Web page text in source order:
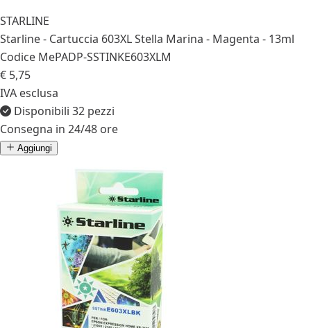
STARLINE
Starline - Cartuccia 603XL Stella Marina - Magenta - 13ml
Codice MePADP-SSTINKE603XLM
€ 5,75
IVA esclusa
Disponibili 32 pezzi
Consegna in 24/48 ore
Aggiungi